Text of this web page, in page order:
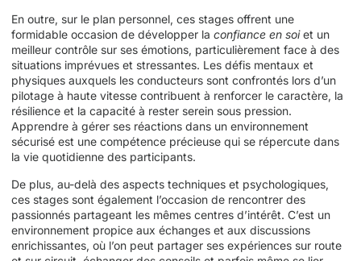
En outre, sur le plan personnel, ces stages offrent une
formidable occasion de développer la confiance en soiet un
meilleur contrôle sur ses émotions, particulièrement face à des
situations imprévues et stressantes. Les défis mentaux et
physiques auxquels les conducteurs sont confrontés lors d’un
pilotage à haute vitesse contribuent à renforcer le caractère, la
résilience et la capacité à rester serein sous pression.
Apprendre à gérer ses réactions dans un environnement
sécurisé est une compétence précieuse qui se répercute dans
la vie quotidienne des participants.
De plus, au-delà des aspects techniques et psychologiques,
ces stages sont également l’occasion de rencontrer des
passionnés partageant les mêmes centres d’intérêt. C’est un
environnement propice aux échanges et aux discussions
enrichissantes, où l’on peut partager ses expériences sur route